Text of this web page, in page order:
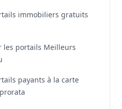
immobiliers gratuits
portails Meilleurs
payants à la carte